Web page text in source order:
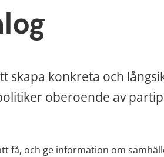
skapa konkreta och
oberoende av
få, och ge information om